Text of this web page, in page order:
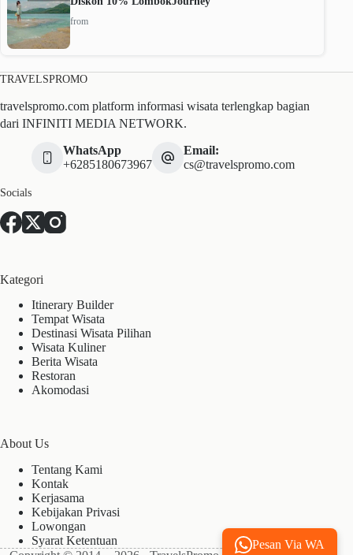
Pesan Via WA
from
TRAVELSPROMO
travelspromo.com platform informasi wisata terlengkap bagian
dari INFINITI MEDIA NETWORK.
WhatsApp
+6285180673967
Email:
cs@travelspromo.com
Socials
Kategori
Itinerary Builder
Tempat Wisata
Destinasi Wisata Pilihan
Wisata Kuliner
Berita Wisata
Restoran
Akomodasi
About Us
Tentang Kami
Kontak
Kerjasama
Kebijakan Privasi
Lowongan
Syarat Ketentuan